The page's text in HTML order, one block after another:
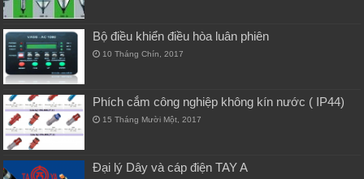
Bộ điều khiển điều hòa luân phiên
10 Tháng Chín, 2017
Phích cắm công nghiệp không kín nước ( IP44)
15 Tháng Mười Một, 2017
Đại lý Dây và cáp điện TAY A